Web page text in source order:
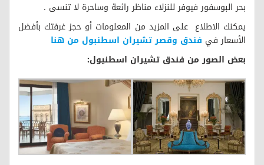
بحر البوسفور فيوفر للنزلاء مناظر رائعة وساحرة لا تنسى .
يمكنك الاطلاع على المزيد من المعلومات أو حجز غرفتك بأفضل
الأسعار في فندق وقصر تشيران اسطنبول من هنا
بعض الصور من فندق تشيران اسطنيول: